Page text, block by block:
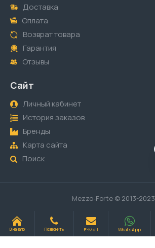
Доставка
Оплата
Возврат товара
Гарантия
Отзывы
Сайт
Личный кабинет
История заказов
Бренды
Карта сайта
Поиск
Mezzo-Forte © 2013-2023
В начало Позвонить E-Mail WhatsApp